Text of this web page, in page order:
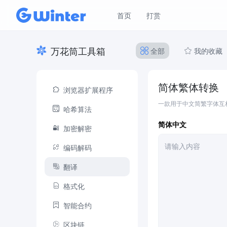
首页 打赏
万花筒工具箱 全部 我的收藏
浏览器扩展程序
哈希算法
加密解密
编码解码
翻译
格式化
智能合约
区块链
简体繁体转换
一款用于中文简繁字体
简体中文